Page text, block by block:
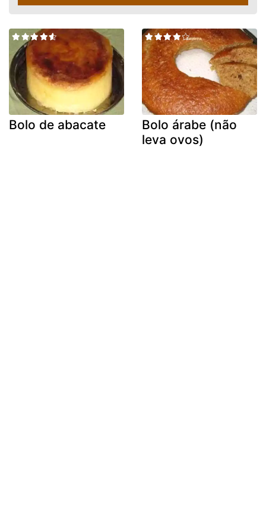
Bolo de abacate
Bolo árabe (não
leva ovos)